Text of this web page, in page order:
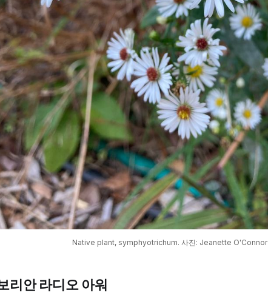
Native plant, symphyotrichum. 사진: Jeanette O'Connor
리안 라디오 아워